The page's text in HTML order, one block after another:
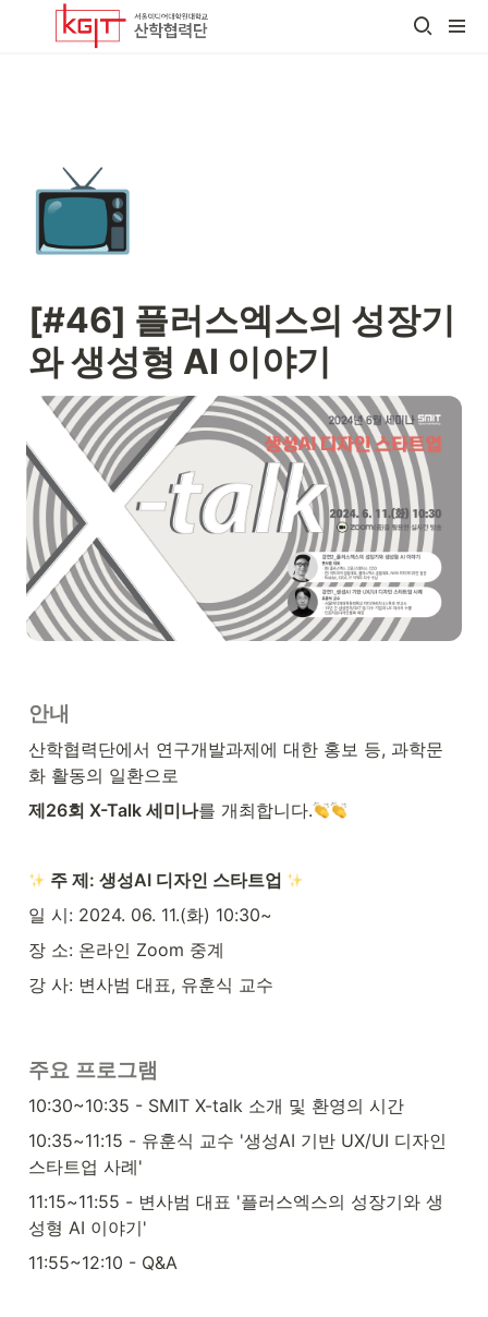
📺
[#46] 플러스엑스의 성장기
와 생성형 AI 이야기
안내
산학협력단에서 연구개발과제에 대한 홍보 등, 과학문
화 활동의 일환으로
제26회 X-Talk 세미나를 개최합니다.
주 제: 생성AI 디자인 스타트업
일 시: 2024. 06. 11.(화) 10:30~
장 소: 온라인 Zoom 중계
강 사: 변사범 대표, 유훈식 교수
주요 프로그램
10:30~10:35 - SMIT X-talk 소개 및 환영의 시간
10:35~11:15 - 유훈식 교수 '생성AI 기반 UX/UI 디자인
스타트업 사례'
11:15~11:55 - 변사범 대표 '플러스엑스의 성장기와 생
성형 AI 이야기'
11:55~12:10 - Q&A